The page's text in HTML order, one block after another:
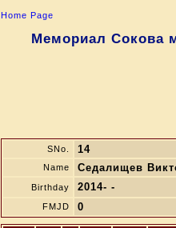
Home Page
Мемориал Сокова
SNo. 14
Name Седалищев
Birthday 2014- -
FMJD 0